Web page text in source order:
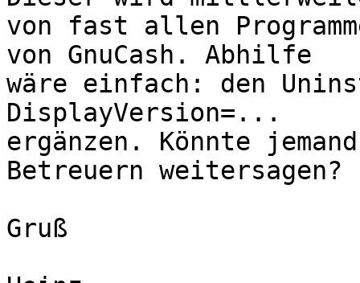
von fast allen
von GnuCash. Abhilfe
wäre einfach: den
DisplayVersion=...
ergänzen. Könnte
Betreuern weitersagen?
Gruß